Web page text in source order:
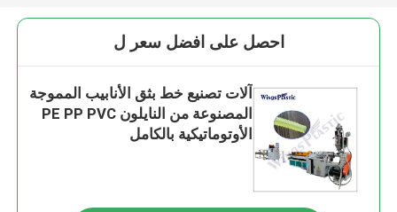
احصل على افضل سعر ل
آلات تصنيع خط بثق الأنابيب المموجة
المصنوعة من النايلون PE PP PVC
الأوتوماتيكية بالكامل